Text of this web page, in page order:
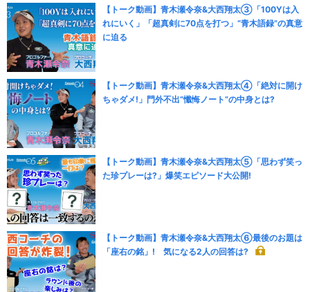
【トーク動画】青木瀬令奈&大西翔太③「100Yは入
れにいく」「超真剣に70点を打つ」“青木語録”の真意
に迫る
【トーク動画】青木瀬令奈&大西翔太④「絶対に開け
ちゃダメ!」門外不出“懺悔ノート”の中身とは?
【トーク動画】青木瀬令奈&大西翔太⑤「思わず笑っ
た珍プレーは?」爆笑エピソード大公開!
【トーク動画】青木瀬令奈&大西翔太⑥最後のお題は
「座右の銘」! 気になる2人の回答は?